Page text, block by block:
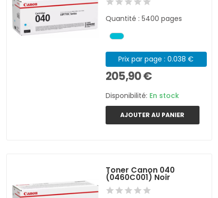
Quantité : 5400 pages
Prix par page : 0.038 €
205,90 €
Disponibilité: En stock
AJOUTER AU PANIER
Toner Canon 040
(0460C001) Noir